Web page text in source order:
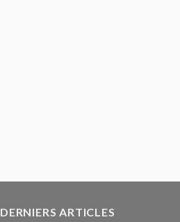
DERNIERS ARTICLES